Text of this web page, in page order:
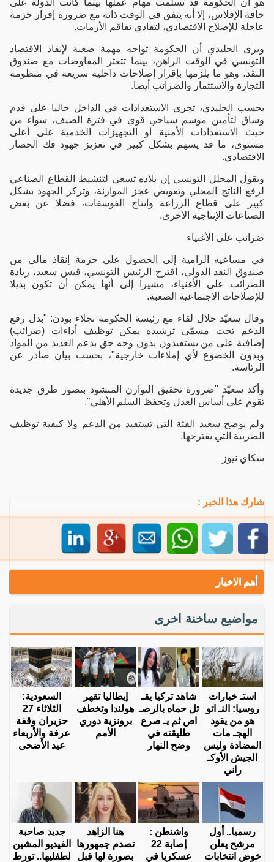
هو أن الحكومة قد تسلمت مهام عملها بينما كانت الدولة على
حافة الإفلاس، إلا أنه يتفق في الوقت ذاته مع ضرورة إقرار حزمة
عاجلة للإصلاح الاقتصادي، لتفادي تفاقم الأزمات.
ويرى الجليدي أن الحكومة تواجه مهمة صعبة لإنقاذ الاقتصاد
التونسي في الوقت الراهن، بينما تتعثر المفاوضات مع صندوق
النقد، وهو ما يلزمها بإقرار إصلاحات داخلية سريعة في منظومة
التجارة والاستثمار والضرائب أيضا.
بحسب الجليدي، تجري الاستعدادات في الداخل حاليا على قدم
وساق لتأمين موسم سياحي قوي في فترة الصيف، سواء من
حيث الاستعدادات الأمنية أو التجهيزات الخدمية على أعلى
مستوى، ما قد يسهم بشكل كبير في تعزيز جهود فك الحصار
الاقتصادي.
ويقول المحلل التونسي إن بلاده تسعى لتنشيط القطاع الصناعي
لرفع الناتج المحلي وتعويض عجز الموازنة، وتركز الجهود بشكل
كبير على قطاع الزراعة وانتاج الفوسفات، فضلا عن بعض
الصناعات الإنتاجية الأخرى.
ضرائب على الأغنياء
في مساعيه الرامية إلى الحصول على حزمة إنقاذ مالي من
صندوق النقد الدولي، اقترح الرئيس التونسي، قيس سعيد، زيادة
الضرائب على الأغنياء، مشيرا إلى أنها يمكن أن تكون بديلا
للإصلاحات الاجتماعية الصعبة.
وقال سعيّد خلال لقاء مع رئيسة الحكومة نجلاء بودن: "بدل رفع
الدعم تحت مسمّى ترشيده يمكن توظيف أداءات (ضرائب)
إضافية على من يستفيدون بدون وجه حق بدعم العديد من المواد
وبدون الخضوع لأي إملاءات خارجية"، بحسب بيان صادر عن
الرئاسة.
وأكد سعيّد "ضرورة تحقيق التوازن المنشود بتصور طرق جديدة
تقوم على أساس العدل وتحفظ السلم الأهلي".
ولم يوضح سعيد الفئة التي تستفيد من الدعم ولا كيفية توظيف
الضريبة التي يقترحها.
سكاي نيوز
شارك هذا الخبر :
أهم الاخبار
مواضيع ساخنة اخرى
استـ خبارات
روسيا: النـ اتو
هو من يقود
الهجـ مات
المضادة وليس
الجيش الأوكـ
راني
شاهد تركيا يقـ
تل حماه بالرصـ
اص ثم يـ صرع
طليقته في
وضح النهار
إيطاليا تقهر
هولندا وتخطف
برونزية دوري
الأمم
السعودية:
الثلاثاء 27
حزيران وقفة
عرفة والأربعاء
عيد الأضحى
رسميا.. أول
مرشح يعلن
خوض انتخابات
واشنطن :
إصابة 22
عسكريا في
هنا الزاهد
تصدم جمهورها
بصورة لها قبل
جديد صاحبة
الفيديو المشين
لطفليها.. تورط